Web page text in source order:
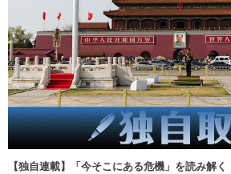
【独自連載】「今そこにある危機」を読み解